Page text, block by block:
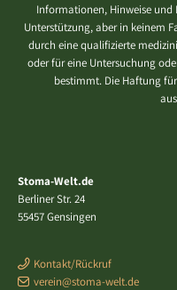
Informationen, Hinweise und
Unterstützung, aber in keinem
durch eine qualifizierte
oder für eine Untersuchung
bestimmt. Die Haftung
Stoma-Welt.de
Berliner Str. 24
55457 Gensingen
Kontakt/Rückruf
verein@stoma-welt.de